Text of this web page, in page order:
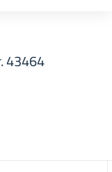
43464